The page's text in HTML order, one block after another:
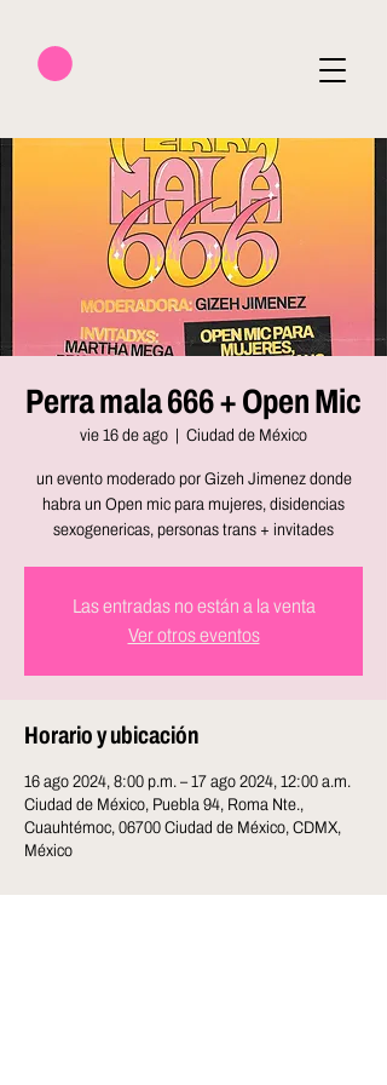
Perra mala 666 + Open Mic
vie 16 de ago
  |
Ciudad de México
un evento moderado por Gizeh Jimenez donde
habra un Open mic para mujeres, disidencias
sexogenericas, personas trans + invitades
Las entradas no están a la venta
Ver otros eventos
Horario y ubicación
16 ago 2024, 8:00 p.m. – 17 ago 2024, 12:00 a.m.
Ciudad de México, Puebla 94, Roma Nte.,
Cuauhtémoc, 06700 Ciudad de México, CDMX,
México